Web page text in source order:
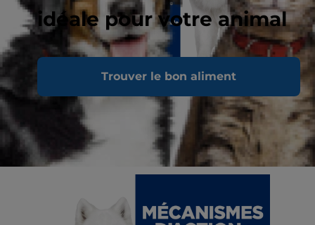
idéale pour votre animal
Trouver le bon aliment